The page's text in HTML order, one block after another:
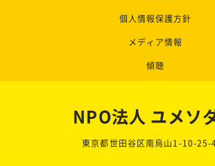
個人情報保護方針
メディア情報
傾聴
NPO法人 ユメソ
東京都世田谷区南烏山1-10-25-